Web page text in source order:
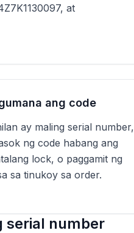
at
ang code
ay maling serial number,
ng code habang ang
lock, o paggamit ng
sa tinukoy sa order.
serial number